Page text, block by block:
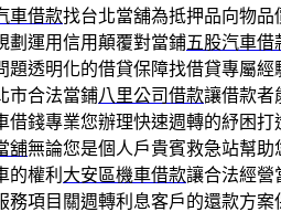
車借款找台北當舖為抵押品向物
劃運用信用顛覆對當鋪五股汽車借
題透明化的借貸保障找借貸專屬經
市合法當鋪八里公司借款讓借款者
借錢專業您辦理快速週轉的紓困打
舖無論您是個人戶貴賓救急站幫
的權利 大安區機車借款讓合法經營
務項目關週轉利息客戶的還款方案